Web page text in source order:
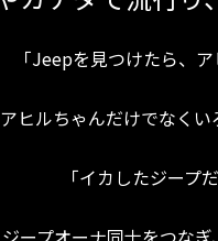
「Jeepを見つけたら、
アヒルちゃんだけでなくい
「イカしたジープ